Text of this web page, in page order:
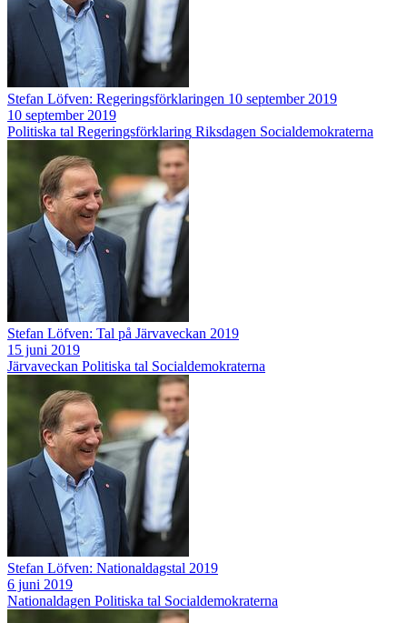
Stefan Löfven: Regeringsförklaringen 10 september 2019
10 september 2019
Politiska tal Regeringsförklaring Riksdagen Socialdemokraterna
Stefan Löfven: Tal på Järvaveckan 2019
15 juni 2019
Järvaveckan Politiska tal Socialdemokraterna
Stefan Löfven: Nationaldagstal 2019
6 juni 2019
Nationaldagen Politiska tal Socialdemokraterna